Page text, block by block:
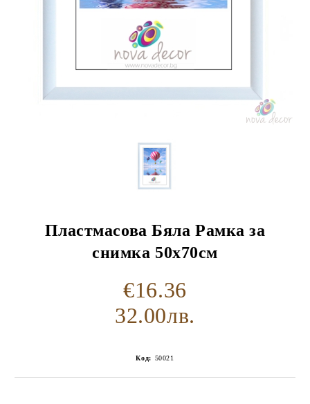
Пластмасова Бяла Рамка за
снимка 50х70см
€16.36
32.00лв.
Код: 50021